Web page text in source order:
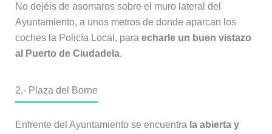
No dejéis de asomaros sobre el muro lateral del
Ayuntamiento, a unos metros de donde aparcan los
coches la Policía Local, para echarle un buen vistazo
al Puerto de Ciudadela.
2.- Plaza del Borne
Enfrente del Ayuntamiento se encuentra la abierta y